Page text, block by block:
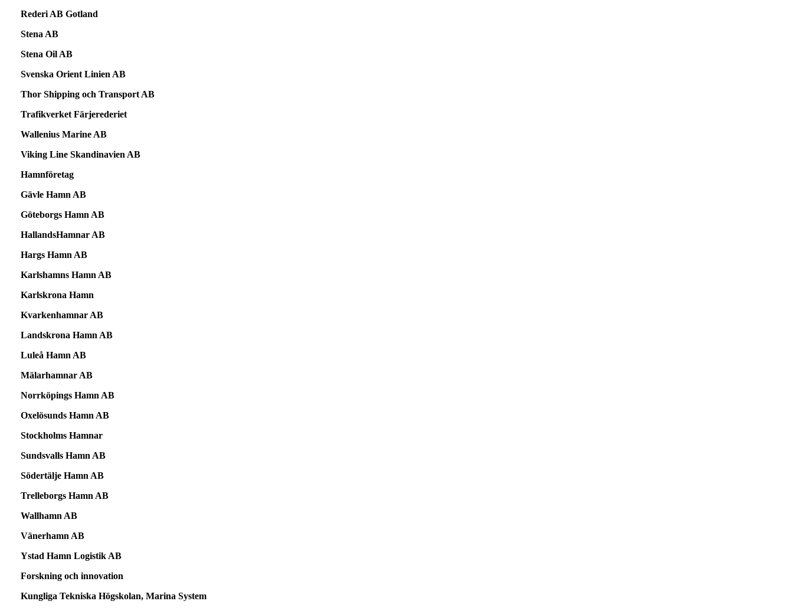
Rederi AB Gotland
Stena AB
Stena Oil AB
Svenska Orient Linien AB
Thor Shipping och Transport AB
Trafikverket Färjerederiet
Wallenius Marine AB
Viking Line Skandinavien AB
Hamnföretag
Gävle Hamn AB
Göteborgs Hamn AB
HallandsHamnar AB
Hargs Hamn AB
Karlshamns Hamn AB
Karlskrona Hamn
Kvarkenhamnar AB
Landskrona Hamn AB
Luleå Hamn AB
Mälarhamnar AB
Norrköpings Hamn AB
Oxelösunds Hamn AB
Stockholms Hamnar
Sundsvalls Hamn AB
Södertälje Hamn AB
Trelleborgs Hamn AB
Wallhamn AB
Vänerhamn AB
Ystad Hamn Logistik AB
Forskning och innovation
Kungliga Tekniska Högskolan, Marina System